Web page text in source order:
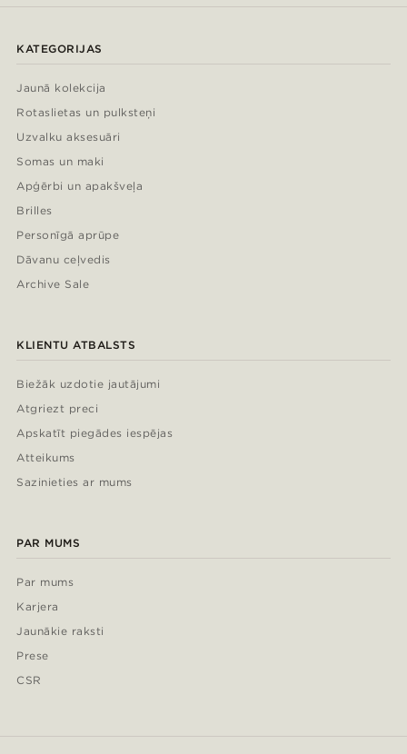
KATEGORIJAS
Jaunā kolekcija
Rotaslietas un pulksteņi
Uzvalku aksesuāri
Somas un maki
Apģērbi un apakšveļa
Brilles
Personīgā aprūpe
Dāvanu ceļvedis
Archive Sale
KLIENTU ATBALSTS
Biežāk uzdotie jautājumi
Atgriezt preci
Apskatīt piegādes iespējas
Atteikums
Sazinieties ar mums
PAR MUMS
Par mums
Karjera
Jaunākie raksti
Prese
CSR